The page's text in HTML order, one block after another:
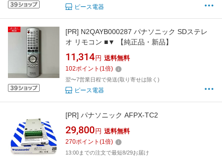
ピース電器
[PR] N2QAYB000287 パナソニック SDステレ
オ リモコン ■▼ 【純正品・新品】
11,314 円 送料無料
102ポイント (1倍)
翌〜7営業日程で発送(取り寄せは除く)
ピース電器
[PR] パナソニック AFPX-TC2
29,800 円 送料無料
270ポイント (1倍)
13:00までの注文で最短8/29お届け